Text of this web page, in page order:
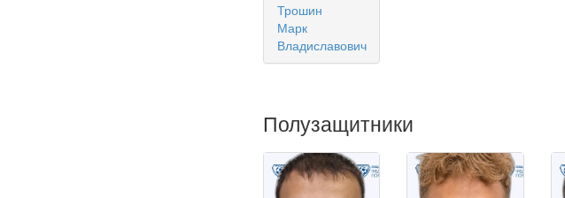
Трошин
Марк
Владиславович
Полузащитники